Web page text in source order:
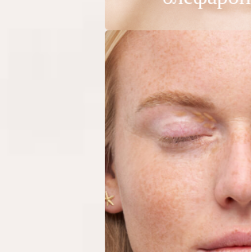
По